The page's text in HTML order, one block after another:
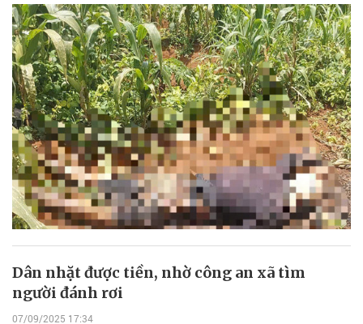
Dân nhặt được tiền, nhờ công an xã tìm
người đánh rơi
07/09/2025 17:34